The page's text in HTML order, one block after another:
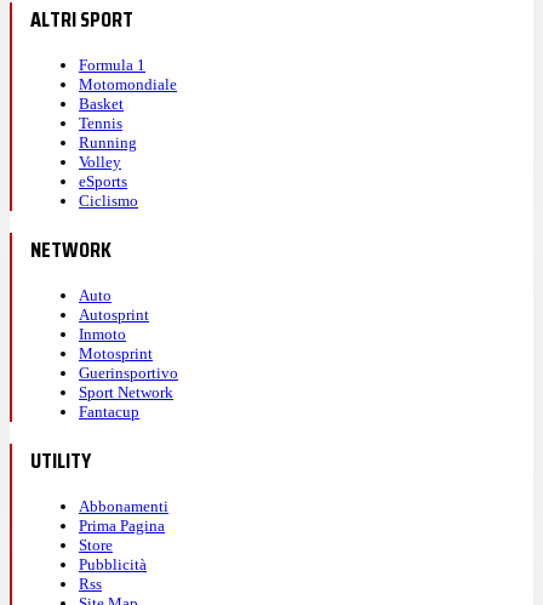
ALTRI SPORT
Formula 1
Motomondiale
Basket
Tennis
Running
Volley
eSports
Ciclismo
NETWORK
Auto
Autosprint
Inmoto
Motosprint
Guerinsportivo
Sport Network
Fantacup
UTILITY
Abbonamenti
Prima Pagina
Store
Pubblicità
Rss